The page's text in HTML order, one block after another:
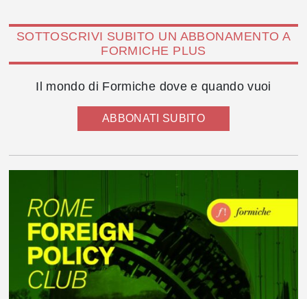
SOTTOSCRIVI SUBITO UN ABBONAMENTO A
FORMICHE PLUS
Il mondo di Formiche dove e quando vuoi
ABBONATI SUBITO